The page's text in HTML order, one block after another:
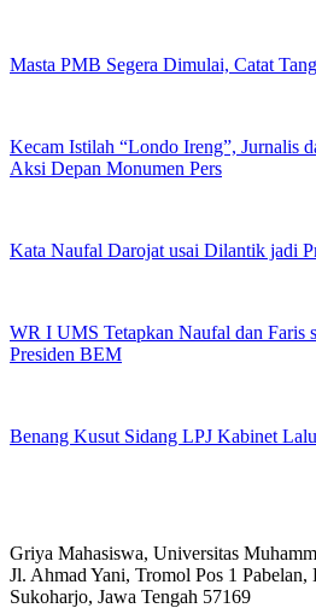
Masta PMB Segera Dimulai, Catat
Kecam Istilah “Londo Ireng”, Jurnalis
Aksi Depan Monumen Pers
Kata Naufal Darojat usai Dilantik jadi
WR I UMS Tetapkan Naufal dan Faris
Presiden BEM
Benang Kusut Sidang LPJ Kabinet
Griya Mahasiswa, Universitas
Jl. Ahmad Yani, Tromol Pos 1
Sukoharjo, Jawa Tengah 57169